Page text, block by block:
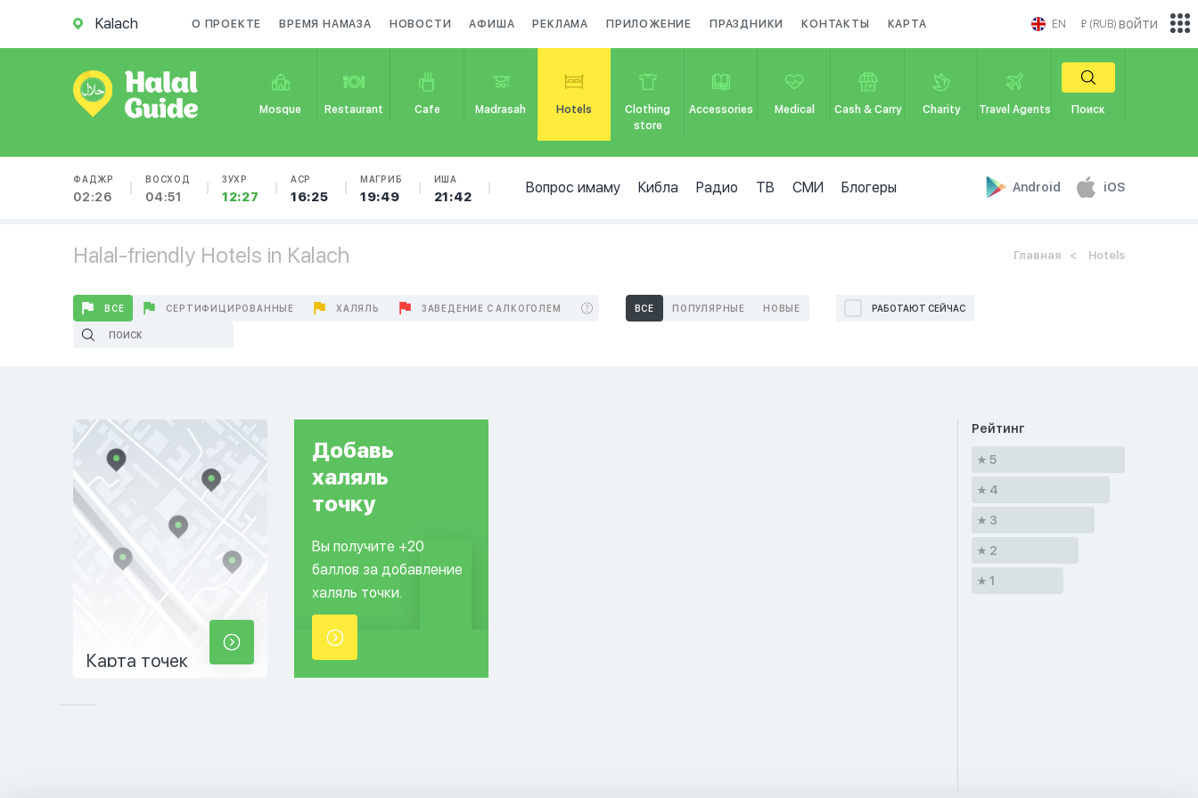
Kalach О ПРОЕКТЕ ВРЕМЯ НАМАЗА НОВОСТИ АФИША РЕКЛАМА ПРИЛОЖЕНИЕ ПРАЗДНИКИ КОНТАКТЫ КАРТА EN ₽ (RUB)
Mosque Restaurant Cafe Madrasah Hotels
Clothing
store
Accessories Medical Cash & Carry Charity Travel Agents Поиск
ФАДЖР
02:26
ВОСХОД
04:51
ЗУХР
12:27
АСР
16:25
МАГРИБ
19:49
ИША
21:42
Вопрос имаму Кибла Радио ТВ СМИ Блогеры Android iOS
войти
Halal-friendly Hotels in Kalach Главная Hotels
ВСЕ СЕРТИФИЦИРОВАННЫЕ ХАЛЯЛЬ ЗАВЕДЕНИЕ С АЛКОГОЛЕМ ВСЕ ПОПУЛЯРНЫЕ НОВЫЕ РАБОТАЮТ СЕЙЧАС
Карта точек
Добавь
халяль
точку
Вы получите +20
баллов за добавление
халяль точки.
Рейтинг
5
4
3
2
1